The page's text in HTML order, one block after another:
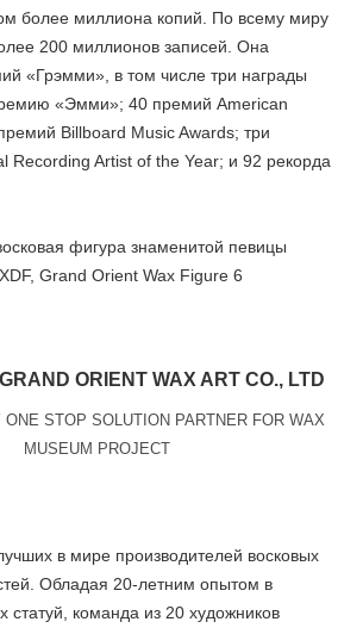
более миллиона копий. По всему миру
200 миллионов записей. Она
«Грэмми», в том числе три награды
«Эмми»; 40 премий American
Billboard Music Awards; три
Recording Artist of the Year; и 92 рекорда
ORIENT WAX ART CO., LTD
ONE STOP SOLUTION PARTNER FOR WAX
MUSEUM PROJECT
в мире производителей восковых
Обладая 20-летним опытом в
статуй, команда из 20 художников